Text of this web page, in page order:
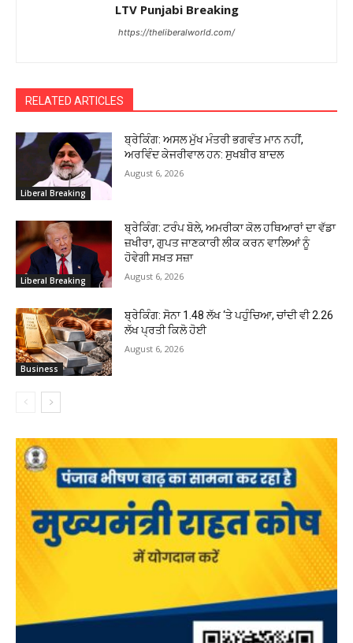
LTV Punjabi Breaking
https://theliberalworld.com/
RELATED ARTICLES
Liberal Breaking
ਬ੍ਰੇਕਿੰਗ: ਅਸਲ ਮੁੱਖ ਮੰਤਰੀ ਭਗਵੰਤ ਮਾਨ ਨਹੀਂ,
ਅਰਵਿੰਦ ਕੇਜਰੀਵਾਲ ਹਨ: ਸੁਖਬੀਰ ਬਾਦਲ
August 6, 2026
Liberal Breaking
ਬ੍ਰੇਕਿੰਗ: ਟਰੰਪ ਬੋਲੇ, ਅਮਰੀਕਾ ਕੋਲ ਹਥਿਆਰਾਂ ਦਾ ਵੱਡਾ
ਜ਼ਖੀਰਾ, ਗੁਪਤ ਜਾਣਕਾਰੀ ਲੀਕ ਕਰਨ ਵਾਲਿਆਂ ਨੂੰ
ਹੋਵੇਗੀ ਸਖ਼ਤ ਸਜ਼ਾ
August 6, 2026
Business
ਬ੍ਰੇਕਿੰਗ: ਸੋਨਾ ₹1.48 ਲੱਖ ‘ਤੇ ਪਹੁੰਚਿਆ, ਚਾਂਦੀ ਵੀ ₹2.26
ਲੱਖ ਪ੍ਰਤੀ ਕਿਲੋ ਹੋਈ
August 6, 2026